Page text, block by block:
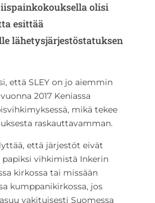
olisi
esittää
lähetysjärjestöstatuksen
että SLEY on jo aiemmin
2017 Keniassa
mikä tekee
raskauttavamman.
että järjestöt eivät
vihkimistä Inkerin
kirkossa tai missään
kumppanikirkossa, jos
vakituisesti Suomessa